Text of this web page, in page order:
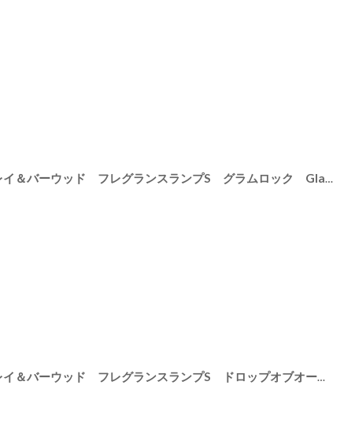
【Ashleigh & Burwood】アシュレイ＆バーウッド フレグランスランプS グラムロック Glam Rock ハンドメイド イギリス製
[PFL60A]
【Ashleigh & Burwood】アシュレイ＆バーウッド フレグランスランプS ドロップオブオーシャン Drop of ocean ハンドメイド イギリス製